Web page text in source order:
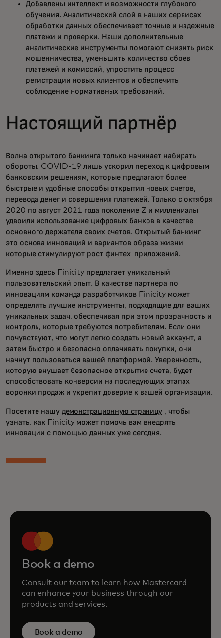
Добавлены интеллект и возможности глубокого
обучения. Аналитический слой в наших сервисах
обработки данных обеспечивает точные и надежные
платежи и проверки. Наши дополнительные
аналитические инструменты помогают снизить риск
мошенничества, уменьшить количество сбоев
платежей и комиссий, упростить процесс
регистрации новых клиентов и обеспечить
соблюдение нормативных требований.
Настоящий партнёр
Волна открытого банкинга только начинает набирать
обороты. COVID-19 лишь ускорил переход к цифровым
банковским решениям, которые предлагают более
быстрые и удобные способы открытия новых счетов,
перевода денег и совершения платежей. Только с октября
2020 по август 2021 года поколение Z и миллениалы
удвоили использованиецифровых банков в качестве
основного держателя своих счетов. Открытый банкинг —
это основа инноваций и вариантов образа жизни,
которые стимулируют рост финтех-приложений.
Именно здесь Finicity предлагает уникальный
пользовательский опыт. В качестве партнера по
инновациям команда разработчиков Finicity может
определить лучшие инструменты, подходящие для ваших
уникальных задач, обеспечивая при этом прозрачность и
контроль, которые требуются потребителям. Если они
почувствуют, что могут легко создать новый аккаунт, а
затем быстро и безопасно оплачивать покупки, они
начнут пользоваться вашей платформой. Уверенность,
которую внушает безопасное открытие счета, будет
способствовать конверсии на последующих этапах
воронки продаж и укрепит доверие к вашей организации.
Посетите нашу демонстрационную страницу , чтобы
узнать, как Finicity может помочь вам внедрять
инновации с помощью данных уже сегодня.
Book a demo
Consult our team to learn how Mastercard
can enhance your business through our
products and services.
Book a demo